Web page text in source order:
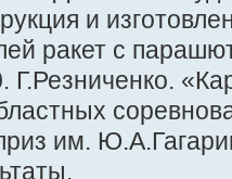
и
ракет с
Г.Резниченко.
им.